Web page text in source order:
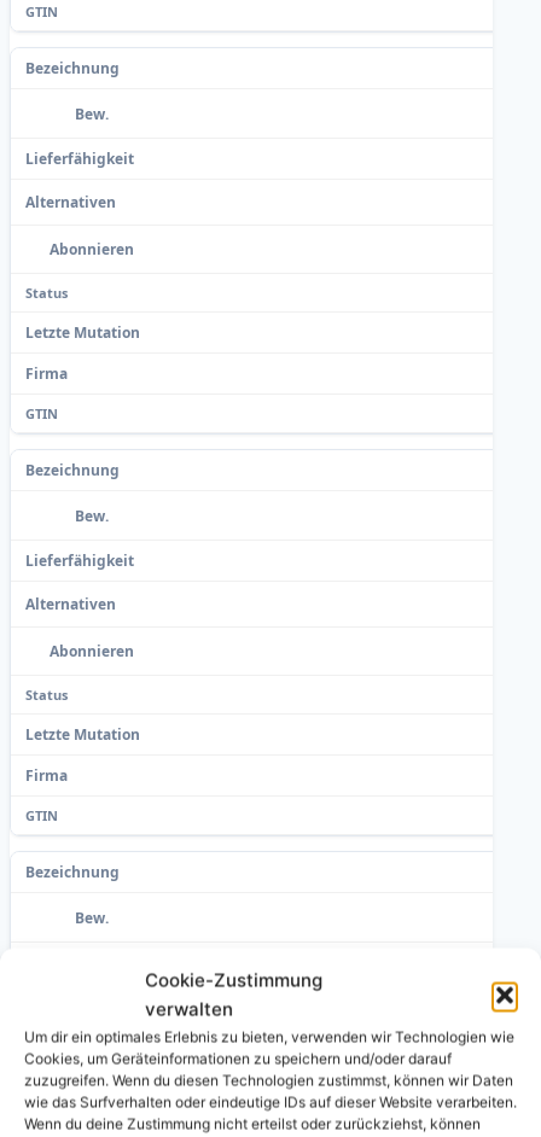
Cookie-Zustimmung
verwalten
Um dir ein optimales Erlebnis zu bieten, verwenden wir Technologien wie
Cookies, um Geräteinformationen zu speichern und/oder darauf
zuzugreifen. Wenn du diesen Technologien zustimmst, können wir Daten
wie das Surfverhalten oder eindeutige IDs auf dieser Website verarbeiten.
Wenn du deine Zustimmung nicht erteilst oder zurückziehst, können